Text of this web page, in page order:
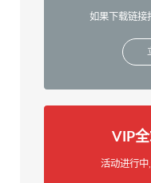
如果下载链接
VIP
活动进行中